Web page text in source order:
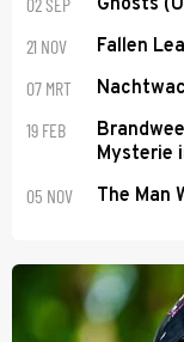
21 NOV Fallen
07 MRT
19 FEB
Mysterie
05 NOV The Man